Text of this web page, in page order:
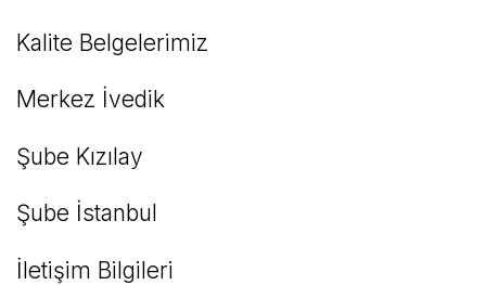
Kalite Belgelerimiz
Merkez İvedik
Şube Kızılay
Şube İstanbul
İletişim Bilgileri